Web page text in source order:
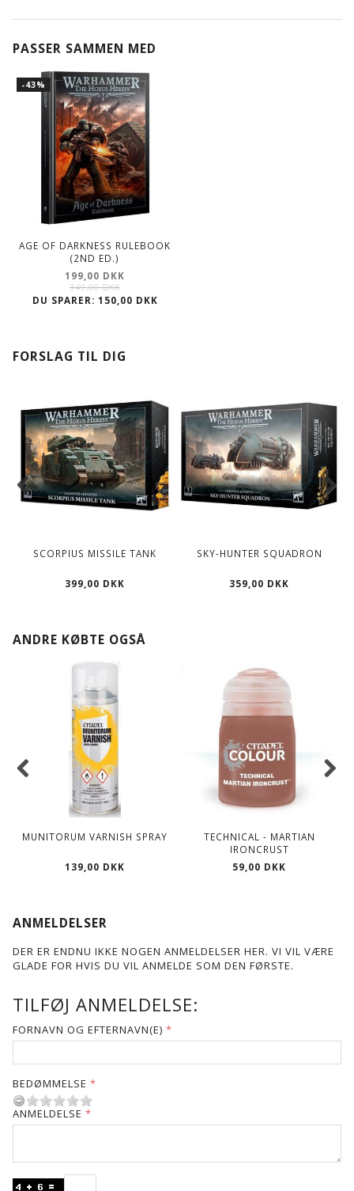
PASSER SAMMEN MED
-43%
AGE OF DARKNESS RULEBOOK
(2ND ED.)
199,00 DKK
349,00 DKK
DU SPARER: 150,00 DKK
FORSLAG TIL DIG
SCORPIUS MISSILE TANK
399,00 DKK
SKY-HUNTER SQUADRON
359,00 DKK
ANDRE KØBTE OGSÅ
MUNITORUM VARNISH SPRAY
139,00 DKK
TECHNICAL - MARTIAN
IRONCRUST
59,00 DKK
ANMELDELSER
DER ER ENDNU IKKE NOGEN ANMELDELSER HER. VI VIL VÆRE
GLADE FOR HVIS DU VIL ANMELDE SOM DEN FØRSTE.
TILFØJ ANMELDELSE:
FORNAVN OG EFTERNAVN(E)
BEDØMMELSE
ANMELDELSE